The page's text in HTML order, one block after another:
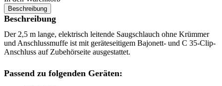
Beschreibung
Beschreibung
Der 2,5 m lange, elektrisch leitende Saugschlauch ohne Krümmer
und Anschlussmuffe ist mit geräteseitigem Bajonett- und C 35-Clip-
Anschluss auf Zubehörseite ausgestattet.
Passend zu folgenden Geräten: